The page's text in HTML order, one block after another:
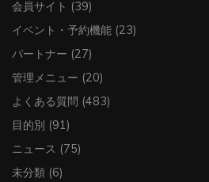
会員サイト (39)
イベント・予約機能 (23)
パートナー (27)
管理メニュー (20)
よくある質問 (483)
目的別 (91)
ニュース (75)
未分類 (6)